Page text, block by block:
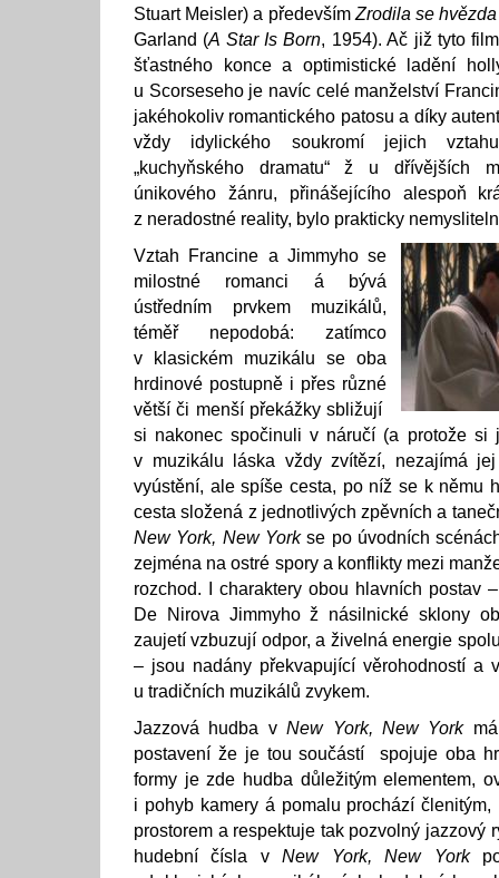
Stuart Meisler) a především Zrodila se hvězda
Garland (A Star Is Born, 1954). Ač již tyto
šťastného konce a optimistické ladění
u Scorseseho je navíc celé manželství
jakéhokoliv romantického patosu a díky
vždy idylického soukromí jejich
„kuchyňského dramatu“ ž u dřívějších
únikového žánru, přinášejícího alespoň
z neradostné reality, bylo prakticky
Vztah Francine a Jimmyho se
milostné romanci á bývá
ústředním prvkem muzikálů,
téměř nepodobá: zatímco
v klasickém muzikálu se oba
hrdinové postupně i přes různé
větší či menší překážky sbližují
si nakonec spočinuli v náručí (a protože si
v muzikálu láska vždy zvítězí, nezajímá
vyústění, ale spíše cesta, po níž se k němu
cesta složená z jednotlivých zpěvních a
New York, New Yorkse po úvodních
zejména na ostré spory a konflikty mezi
rozchod. I charaktery obou hlavních postav
De Nirova Jimmyho ž násilnické sklony
zaujetí vzbuzují odpor, a živelná energie
– jsou nadány překvapující věrohodností a
u tradičních muzikálů zvykem.
Jazzová hudba vNew York, New Yorkmá
postavení že je tou součástí spojuje oba
formy je zde hudba důležitým elementem,
i pohyb kamery á pomalu prochází členitým,
prostorem a respektuje tak pozvolný jazzový
hudební čísla vNew York, New York